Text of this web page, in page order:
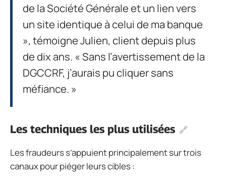
de la Société Générale et un lien vers
un site identique à celui de ma banque
», témoigne Julien, client depuis plus
de dix ans. « Sans l’avertissement de la
DGCCRF, j’aurais pu cliquer sans
méfiance. »
Les techniques les plus utilisées
Les fraudeurs s’appuient principalement sur trois
canaux pour piéger leurs cibles :